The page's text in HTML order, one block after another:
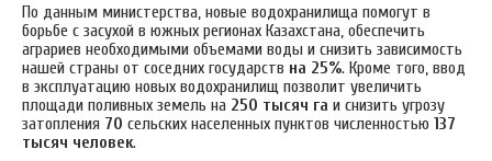
По данным министерства, новые водохранилища помогут в
борьбе с засухой в южных регионах Казахстана, обеспечить
аграриев необходимыми объемами воды и снизить зависимость
нашей страны от соседних государств на 25%. Кроме того, ввод
в эксплуатацию новых водохранилищ позволит увеличить
площади поливных земель на 250 тысяч га и снизить угрозу
затопления 70 сельских населенных пунктов численностью 137
тысяч человек.